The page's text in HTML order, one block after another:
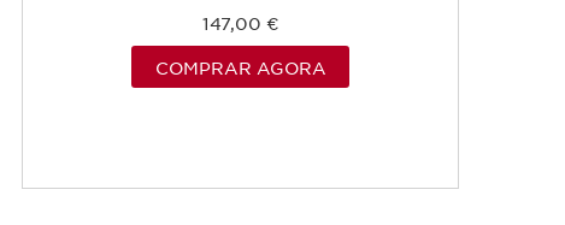
147,00 €
COMPRAR AGORA